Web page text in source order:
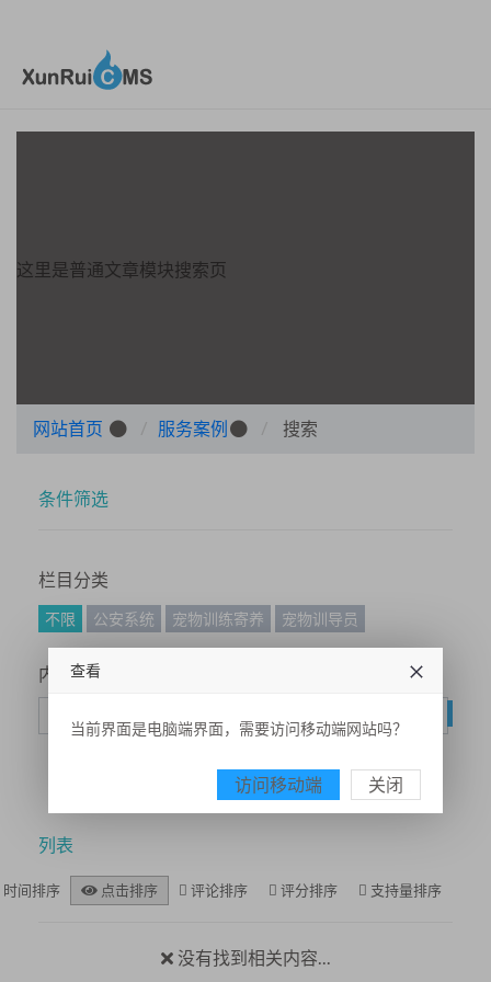
这里是普通文章模块搜索页
网站首页 服务案例 搜索
条件筛选
栏目分类
不限
公安系统 宠物训练寄养 宠物训导员
内容搜索
列表
时间排序 点击排序 评论排序 评分排序 支持量排序
没有找到相关内容...
查看
当前界面是电脑端界面，需要访问移动端网站吗？
访问移动端 关闭